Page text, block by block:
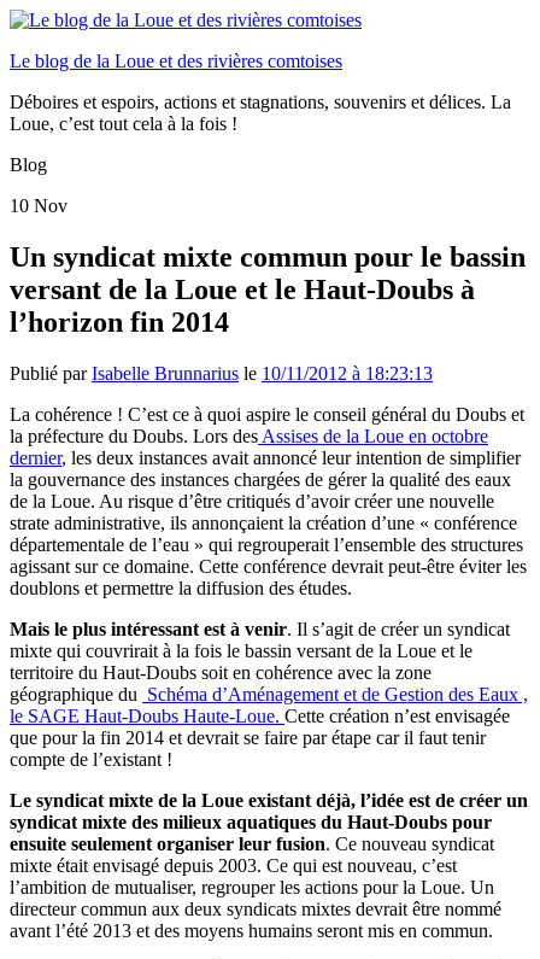
Le blog de la Loue et des rivières comtoises
Déboires et espoirs, actions et stagnations, souvenirs et délices. La
Loue, c’est tout cela à la fois !
Blog
10 Nov
Un syndicat mixte commun pour le bassin
versant de la Loue et le Haut-Doubs à
l’horizon fin 2014
Publié parIsabelle Brunnarius le 10/11/2012 à 18:23:13
La cohérence ! C’est ce à quoi aspire le conseil général du Doubs et
la préfecture du Doubs. Lors des Assises de la Loue en octobre
dernier, les deux instances avait annoncé leur intention de simplifier
la gouvernance des instances chargées de gérer la qualité des eaux
de la Loue. Au risque d’être critiqués d’avoir créer une nouvelle
strate administrative, ils annonçaient la création d’une « conférence
départementale de l’eau » qui regrouperait l’ensemble des structures
agissant sur ce domaine. Cette conférence devrait peut-être éviter les
doublons et permettre la diffusion des études.
Mais le plus intéressant est à venir. Il s’agit de créer un syndicat
mixte qui couvrirait à la fois le bassin versant de la Loue et le
territoire du Haut-Doubs soit en cohérence avec la zone
géographique du Schéma d’Aménagement et de Gestion des Eaux ,
le SAGE Haut-Doubs Haute-Loue. Cette création n’est envisagée
que pour la fin 2014 et devrait se faire par étape car il faut tenir
compte de l’existant !
Le syndicat mixte de la Loue existant déjà, l’idée est de créer un
syndicat mixte des milieux aquatiques du Haut-Doubs pour
ensuite seulement organiser leur fusion. Ce nouveau syndicat
mixte était envisagé depuis 2003. Ce qui est nouveau, c’est
l’ambition de mutualiser, regrouper les actions pour la Loue. Un
directeur commun aux deux syndicats mixtes devrait être nommé
avant l’été 2013 et des moyens humains seront mis en commun.